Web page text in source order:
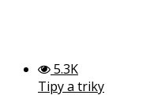
5.3K
Tipy a triky